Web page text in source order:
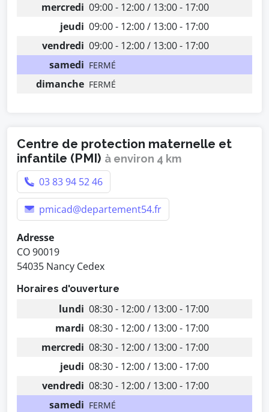
mercredi 09:00 - 12:00 / 13:00 - 17:00
jeudi 09:00 - 12:00 / 13:00 - 17:00
vendredi 09:00 - 12:00 / 13:00 - 17:00
samedi FERMÉ
dimanche FERMÉ
Centre de protection maternelle et
infantile (PMI) à environ 4 km
03 83 94 52 46
pmicad@departement54.fr
Adresse
CO 90019
54035 Nancy Cedex
Horaires d'ouverture
lundi 08:30 - 12:00 / 13:00 - 17:00
mardi 08:30 - 12:00 / 13:00 - 17:00
mercredi 08:30 - 12:00 / 13:00 - 17:00
jeudi 08:30 - 12:00 / 13:00 - 17:00
vendredi 08:30 - 12:00 / 13:00 - 17:00
samedi FERMÉ